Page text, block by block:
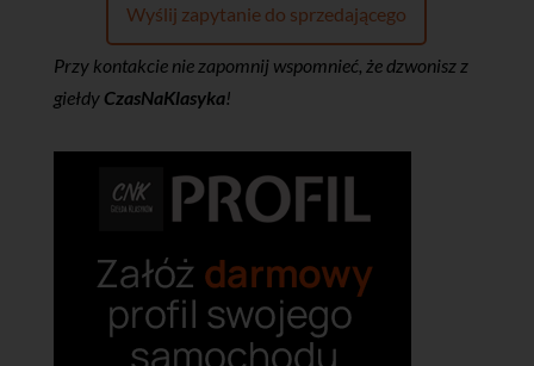
Wyślij zapytanie do sprzedającego
Przy kontakcie nie zapomnij wspomnieć, że dzwonisz z
giełdy CzasNaKlasyka!